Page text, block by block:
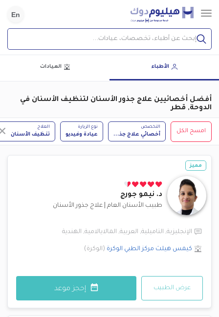
En
إبحث عن أطباء، تخصصات، عيادات...
الأطباء العيادات
أفضل أخصائيين علاج جذور الأسنان لتنظيف الأسنان في
الدوحة, قطر
امسح الكل
التخصص
أخصائي علاج جذ...
نوع الزيارة
عيادة وفيديو
العلاج
تنظيف الأسنان
مميز
د. نيمو جورج
طبيب الأسنان العام علاج جذور الأسنان
الإنجليزية, التاميلية, العربية, المالايالامية, الهندية
كيمس هيلث مركز الطبي الوكرة (الوكرة)
عرض الطبيب إحجز موعد